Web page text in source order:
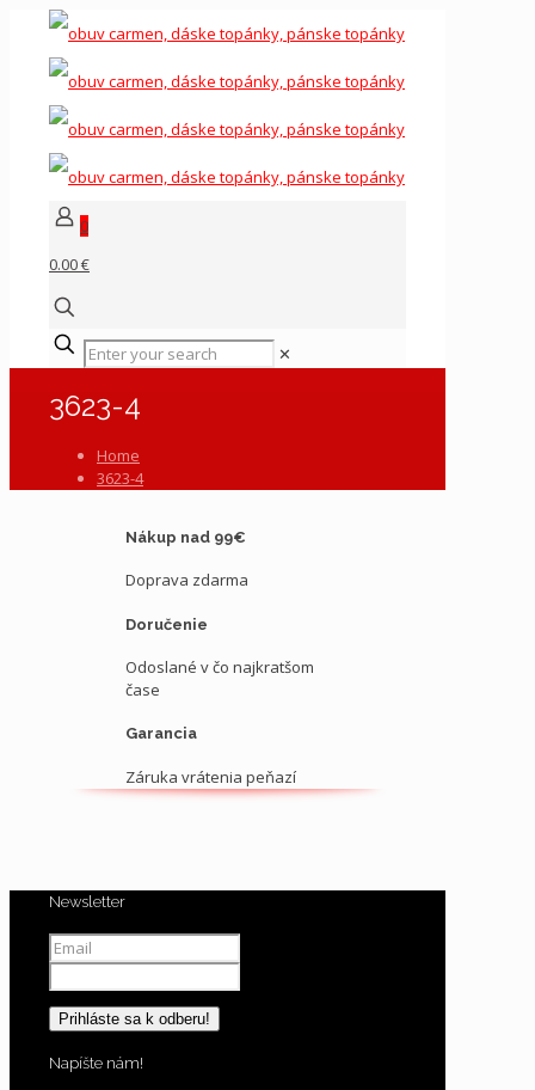
0
0.00 €
✕
3623-4
Home
3623-4
Nákup nad 99€
Doprava zdarma
Doručenie
Odoslané v čo najkratšom
čase
Garancia
Záruka vrátenia peňazí
Newsletter
Napíšte nám!